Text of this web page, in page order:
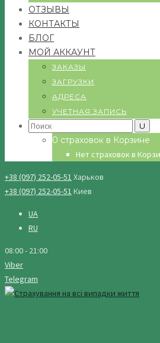
ОТЗЫВЫ
КОНТАКТЫ
БЛОГ
МОЙ АККАУНТ
ЗАКАЗЫ
ЗАГРУЗКИ
АДРЕСА
УЧЕТНАЯ ЗАПИСЬ
Search
0 страховок в Корзине
Нет страховок в
+38 (097) 252-05-51 Харьков
+38 (097) 252-05-51 Киев
UA
RU
08:00 - 21:00
Viber
Telegram